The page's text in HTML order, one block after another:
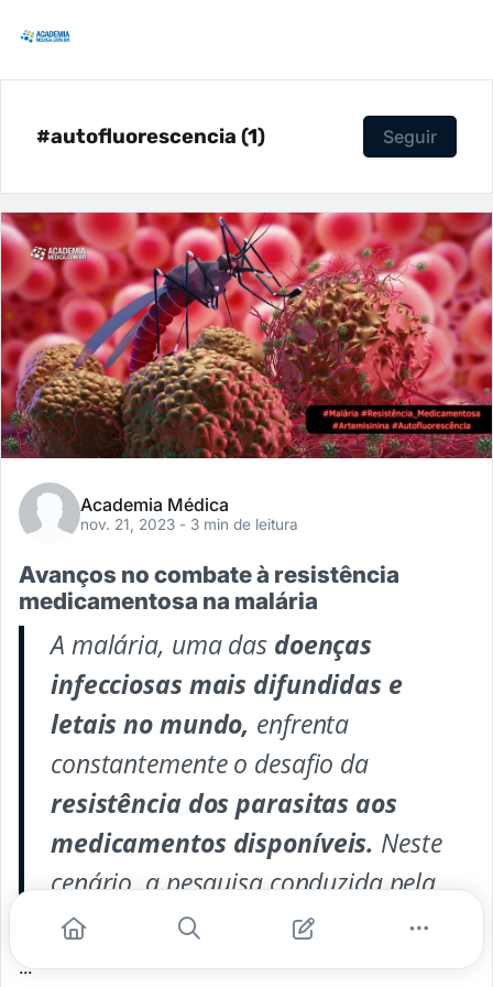
#autofluorescencia (1) Seguir
Academia Médica
nov. 21, 2023 - 3 min de leitura
Avanços no combate à resistência
medicamentosa na malária
A malária, uma das doenças
infecciosas mais difundidas e
letais no mundo, enfrenta
constantemente o desafio da
resistência dos parasitas aos
medicamentos disponíveis. Neste
cenário, a pesquisa conduzida pela
equipe da
...